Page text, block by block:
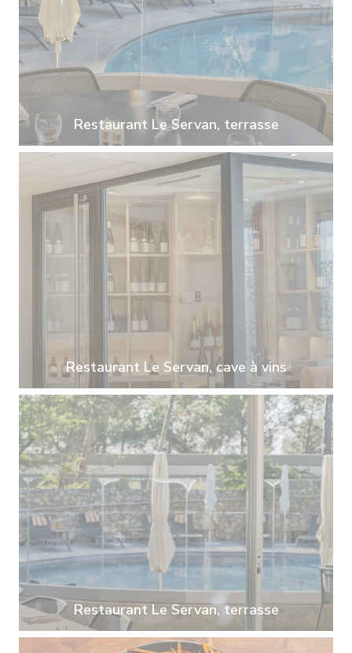
Restaurant Le Servan, terrasse
Restaurant Le Servan, cave à vins
Restaurant Le Servan, terrasse